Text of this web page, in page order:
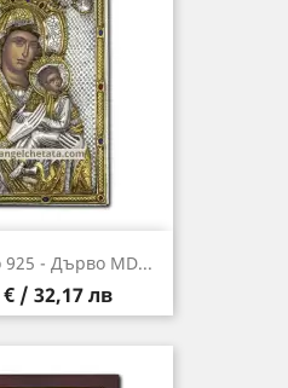
- Дърво MD...
€ / 32,17 лв